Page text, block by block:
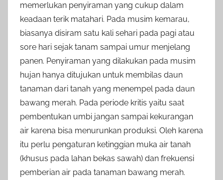
memerlukan penyiraman yang cukup dalam
keadaan terik matahari. Pada musim kemarau,
biasanya disiram satu kali sehari pada pagi atau
sore hari sejak tanam sampai umur menjelang
panen. Penyiraman yang dilakukan pada musim
hujan hanya ditujukan untuk membilas daun
tanaman dari tanah yang menempel pada daun
bawang merah. Pada periode kritis yaitu saat
pembentukan umbi jangan sampai kekurangan
air karena bisa menurunkan produksi. Oleh karena
itu perlu pengaturan ketinggian muka air tanah
(khusus pada lahan bekas sawah) dan frekuensi
pemberian air pada tanaman bawang merah.